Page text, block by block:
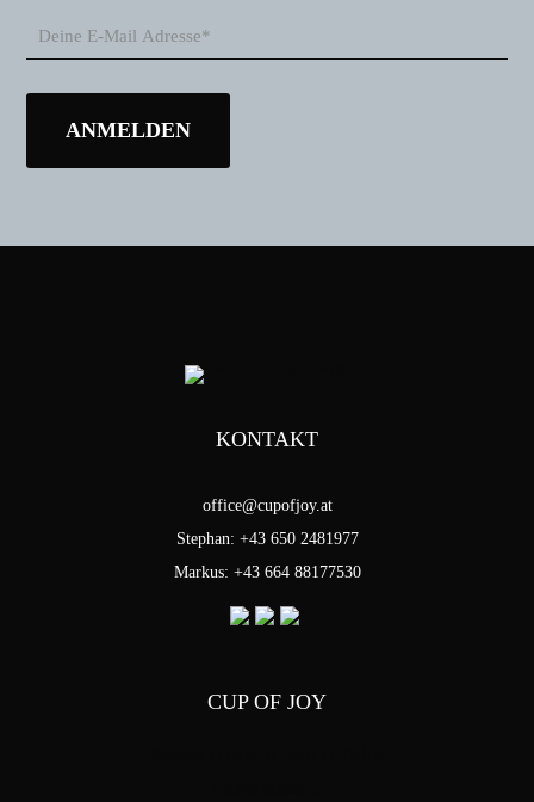
KONTAKT
office@cupofjoy.at
Stephan: +43 650 2481977
Markus: +43 664 88177530
CUP OF JOY